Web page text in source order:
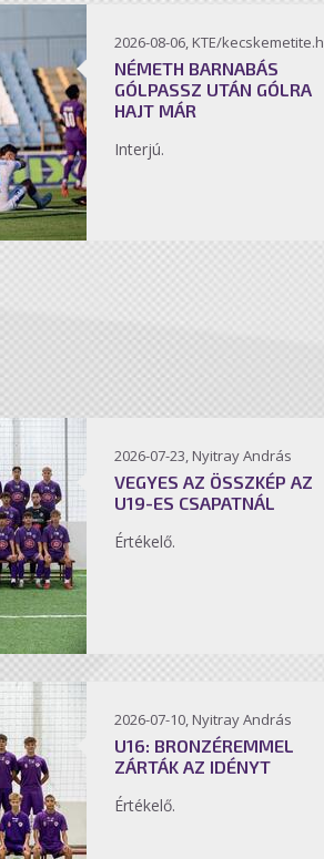
2026-08-06, KTE/
NÉMETH BARNABÁS
GÓLPASSZ UTÁN GÓLRA
HAJT MÁR
Interjú.
2026-07-23, Nyitray András
VEGYES AZ ÖSSZKÉP AZ
U19-ES CSAPATNÁL
Értékelő.
2026-07-10, Nyitray András
U16: BRONZÉREMMEL
ZÁRTÁK AZ IDÉNYT
Értékelő.